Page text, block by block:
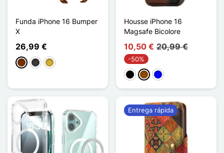
Funda iPhone 16 Bumper
X
26,99 €
CaféGris oscuro
Or Titanium
Housse iPhone 16
Magsafe Bicolore
10,50 € 20,99 €
-50%
NegroMarrón
Azul
Entrega rápida